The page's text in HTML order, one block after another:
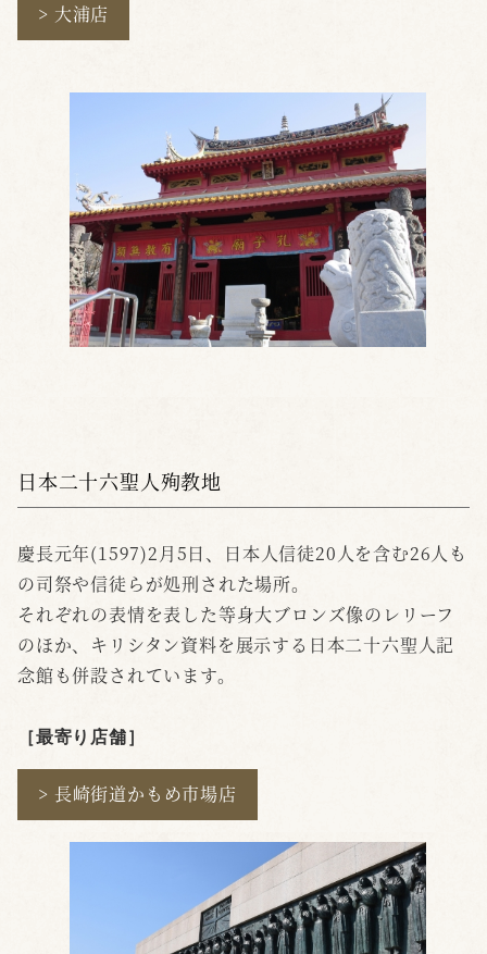
> 大浦店
日本二十六聖人殉教地
慶長元年(1597)2月5日、日本人信徒20人を含む26人も
の司祭や信徒らが処刑された場所。
それぞれの表情を表した等身大ブロンズ像のレリーフ
のほか、キリシタン資料を展示する日本二十六聖人記
念館も併設されています。
［最寄り店舗］
> 長崎街道かもめ市場店